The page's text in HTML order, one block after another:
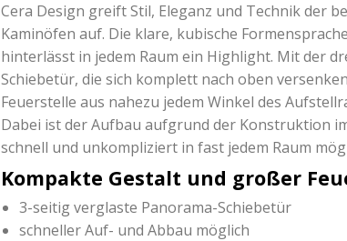
Cera Design greift Stil, Eleganz und Technik der
Kaminöfen auf. Die klare, kubische
hinterlässt in jedem Raum ein Highlight. Mit der
Schiebetür, die sich komplett nach oben
Feuerstelle aus nahezu jedem Winkel des
Dabei ist der Aufbau aufgrund der Konstruktion
schnell und unkompliziert in fast jedem Raum
Kompakte Gestalt und großer
3-seitig verglaste Panorama-Schiebetür
schneller Auf- und Abbau möglich